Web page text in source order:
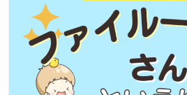
TVアニメ「半妖の夜叉姫」
【放送情報】
読売テレビ・日本テレビ系にて毎週土
曜夕方5時30分より放送中